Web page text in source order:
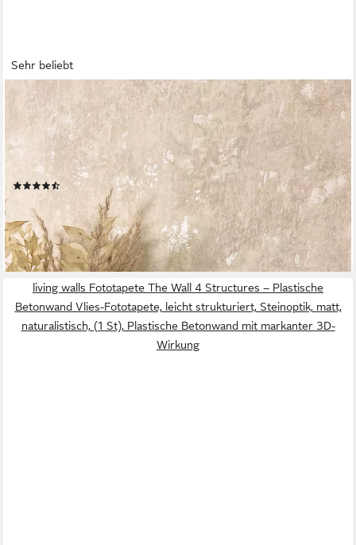
Sehr beliebt
NEWROOM
Vliestapete Kehda Beige Tapete Betonoptik
Beton,Zement,Metallic, Beige Tapete Modern Beton - Betonwand
Glanztapete Creme Industrial Glamour Zement Metallic für
Wohnzimmer Schlafzimmer Küche, Betonwand
(37)
(4,13 €/ 1 qm)
lieferbar - in 2-3 Werktagen bei dir
living walls Fototapete The Wall 4 Structures – Plastische
Betonwand Vlies-Fototapete, leicht strukturiert, Steinoptik, matt,
naturalistisch, (1 St), Plastische Betonwand mit markanter 3D-
Wirkung